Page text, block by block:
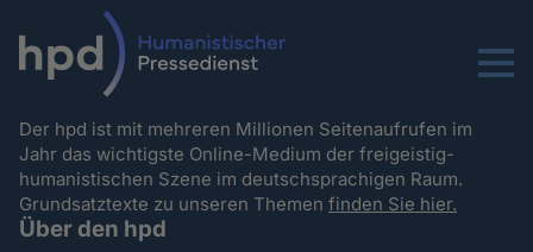
Menu
Der hpd ist mit mehreren Millionen Seitenaufrufen im
Jahr das wichtigste Online-Medium der freigeistig-
humanistischen Szene im deutschsprachigen Raum.
Grundsatztexte zu unseren Themenfinden Sie hier.
Über den hpd